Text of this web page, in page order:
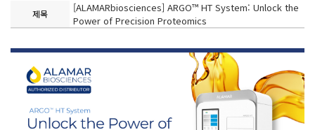
제목
[ALAMARbiosciences] ARGO™ HT System: Unlock the
Power of Precision Proteomics